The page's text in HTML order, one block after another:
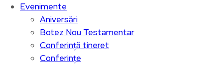
Evenimente
Aniversări
Botez Nou Testamentar
Conferință tineret
Conferințe